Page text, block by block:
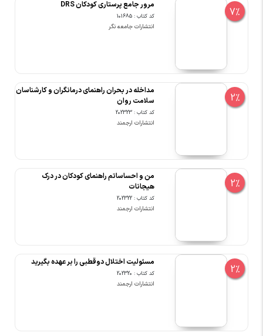
7%
مرور جامع پرستاری کودکان DRS
کد کتاب : 101685
انتشارات جامعه نگر
2%
مداخله در بحران راهنمای درمانگران و کارشناسان
سلامت روان
کد کتاب : 202323
انتشارات ارجمند
2%
من و احساساتم راهنمای کودکان در درک
هیجانات
کد کتاب : 202322
انتشارات ارجمند
2%
مسئولیت اختلال دوقطبی را بر عهده بگیرید
کد کتاب : 202320
انتشارات ارجمند